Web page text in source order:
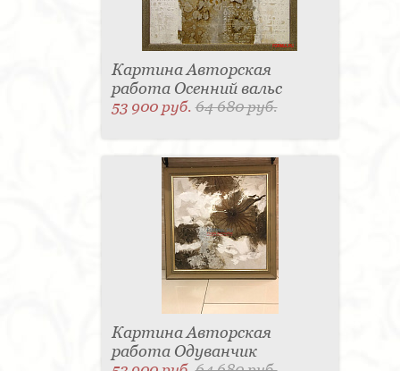
Картина Авторская
работа Осенний вальс
53 900 руб.64 680 руб.
Картина Авторская
работа Одуванчик